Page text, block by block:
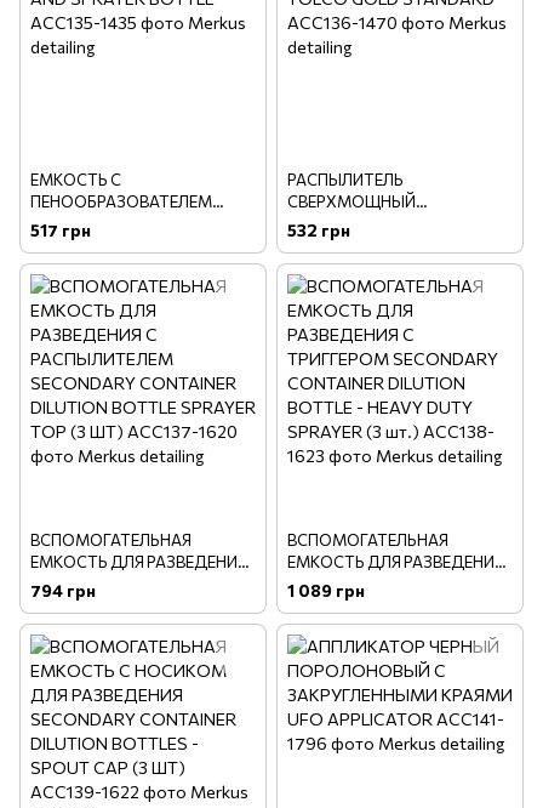
ЕМКОСТЬ С
ПЕНООБРАЗОВАТЕЛЕМ
DUCK FOAMING TRIGGER AND
SPRAYER BOTTLE
517 грн
РАСПЫЛИТЕЛЬ
СВЕРХМОЩНЫЙ
КИСЛОТОСТОЙКИЙ TOLCO
GOLD STANDARD
532 грн
ВСПОМОГАТЕЛЬНАЯ
ЕМКОСТЬ ДЛЯ РАЗВЕДЕНИЯ
С РАСПЫЛИТЕЛЕМ
SECONDARY CONTAINER
DILUTION BOTTLE SPRAYER
TOP (3 ШТ)
794 грн
ВСПОМОГАТЕЛЬНАЯ
ЕМКОСТЬ ДЛЯ РАЗВЕДЕНИЯ
С ТРИГГЕРОМ SECONDARY
CONTAINER DILUTION
BOTTLE - HEAVY DUTY
SPRAYER (3 шт.)
1 089 грн